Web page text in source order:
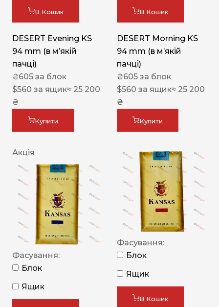
В Кошик
DESERT Evening KS
94 mm (в мʼякій
пачці)
₴605 за блок
$560 за ящик≈ 25 200
₴
Купити
В Кошик
DESERT Morning KS
94 mm (в мʼякій
пачці)
₴605 за блок
$560 за ящик≈ 25 200
₴
Купити
Акція
Фасування:
Блок
Ящик
Фасування:
Блок
Ящик
В Кошик